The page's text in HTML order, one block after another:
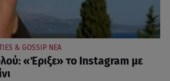
& GOSSIP ΝΕΑ
«Έριξε» το Instagram με